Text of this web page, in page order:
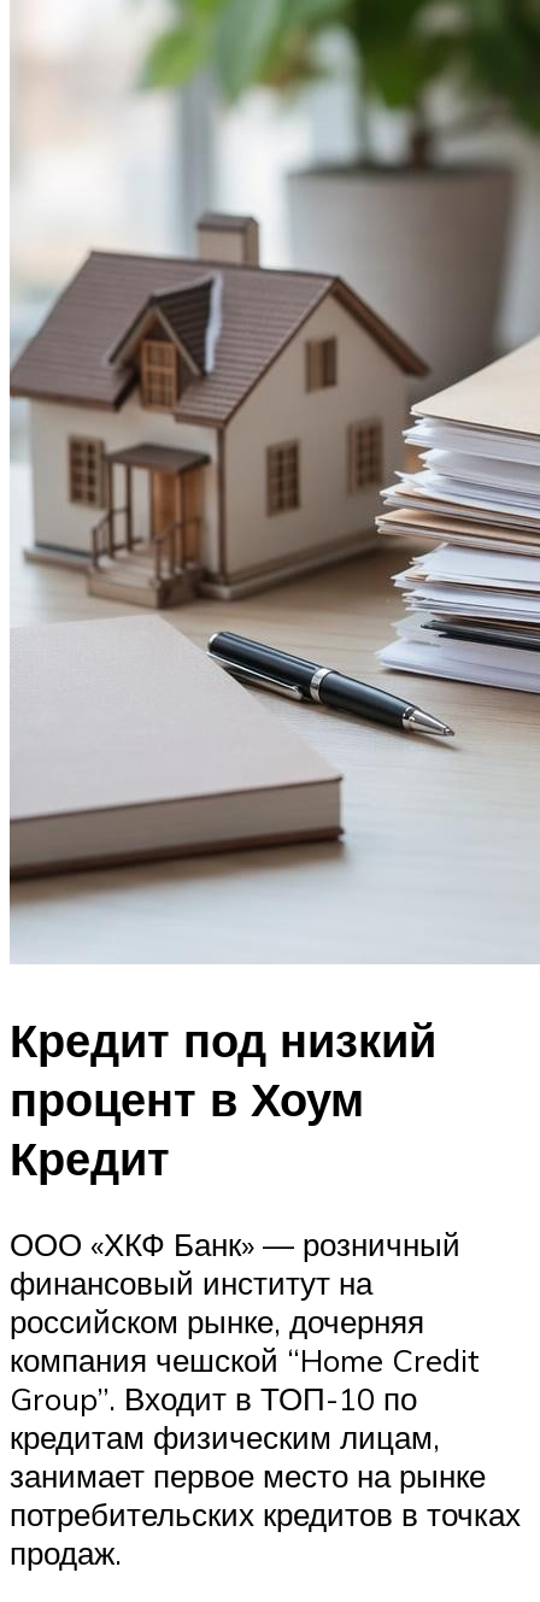
Кредит под низкий
процент в Хоум
Кредит
ООО «ХКФ Банк» — розничный
финансовый институт на
российском рынке, дочерняя
компания чешской “Home Credit
Group”. Входит в ТОП-10 по
кредитам физическим лицам,
занимает первое место на рынке
потребительских кредитов в точках
продаж.